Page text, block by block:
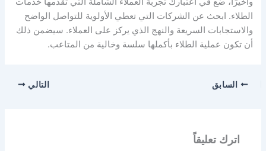
الطلاء. ابحث عن الشركات التي تعطي الأولوية للتواصل الواضح
والاستجابات السريعة والنهج الذي يركز على العملاء. سيضمن ذلك
أن تكون عملية الطلاء بأكملها سلسة وخالية من المتاعب.
السابق التالي
اترك تعليقاً